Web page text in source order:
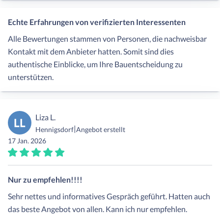
Echte Erfahrungen von verifizierten Interessenten
Alle Bewertungen stammen von Personen, die nachweisbar
Kontakt mit dem Anbieter hatten. Somit sind dies
authentische Einblicke, um Ihre Bauentscheidung zu
unterstützen.
LL Liza L.
Hennigsdorf|Angebot erstellt
17 Jan. 2026
Nur zu empfehlen!!!!
Sehr nettes und informatives Gespräch geführt. Hatten auch
das beste Angebot von allen. Kann ich nur empfehlen.